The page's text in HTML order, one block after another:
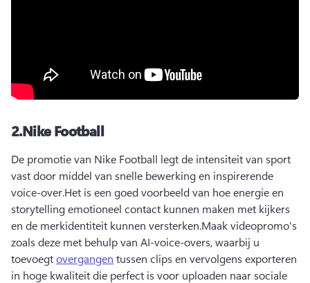
2.Nike Football
De promotie van Nike Football legt de intensiteit van sport
vast door middel van snelle bewerking en inspirerende
voice-over.Het is een goed voorbeeld van hoe energie en
storytelling emotioneel contact kunnen maken met kijkers
en de merkidentiteit kunnen versterken.Maak videopromo's
zoals deze met behulp van AI-voice-overs, waarbij u
toevoegt overgangen tussen clips en vervolgens exporteren
in hoge kwaliteit die perfect is voor uploaden naar sociale